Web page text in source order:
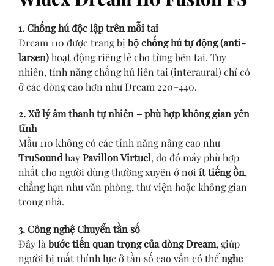
1. Chống hú độc lập trên mỗi tai
Dream 110 được trang bị bộ chống hú tự động (anti-
larsen)hoạt động riêng lẻ cho từng bên tai. Tuy
nhiên, tính năng chống hú liên tai (interaural) chỉ có
ở các dòng cao hơn như Dream 220–440.
2. Xử lý âm thanh tự nhiên – phù hợp không gian yên
tĩnh
Mẫu 110 không có các tính năng nâng cao như
TruSoundhayPavillon Virtuel, do đó máy phù hợp
nhất cho người dùng thường xuyên ở nơiít tiếng ồn,
chẳng hạn như văn phòng, thư viện hoặc không gian
trong nhà.
3. Công nghệ Chuyển tần số
Đây làbước tiến quan trọng của dòng Dream, giúp
người bị mất thính lực ở tần số cao vẫn có thểnghe